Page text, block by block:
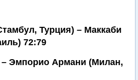
Турция) – Маккаби
72:79
– Эмпорио Армани (Милан,